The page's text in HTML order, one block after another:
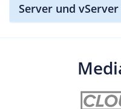
Server und